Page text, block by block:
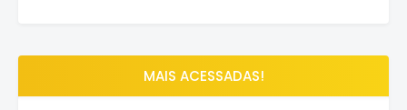
MAIS ACESSADAS!